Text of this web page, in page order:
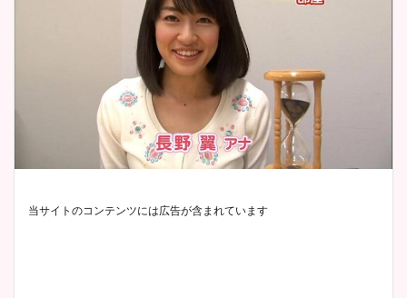
当サイトのコンテンツには広告が含まれています